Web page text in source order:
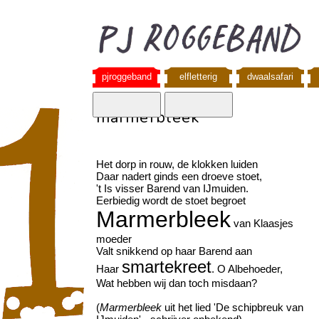
pjroggeband elfletterig dwaalsafari
marmerbleek
Het dorp in rouw, de klokken luiden
Daar nadert ginds een droeve stoet,
't Is visser Barend van IJmuiden.
Eerbiedig wordt de stoet begroet
Marmerbleek van Klaasjes
moeder
Valt snikkend op haar Barend aan
Haar smartekreet. O Albehoeder,
Wat hebben wij dan toch misdaan?
(Marmerbleek uit het lied 'De schipbreuk van